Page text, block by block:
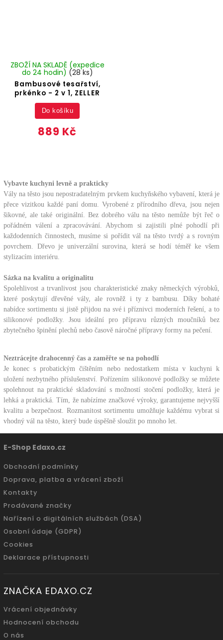
Bambusové tesařství,
prkénko - 2 v 1, ZELLER
ZBOŽÍ NA SKLADĚ (expedice
do 24 hodin) (28 ks)
889 Kč
Do košíku
Vybavte kuchyni levně a prakticky
Vály na těsto jsou nepostradatelným prvkem kuchyňského vybavení, která je
přece vizitkou každé paní domu. Vyrobené z přírodního dřeva, jsou nejen
šikovné, ale také originální. Bez dobrého válu na těsto nemůže být řeč o
pořádném válení a zpracovávání. Abychom si zajistili plné pohodlí při
každodenních činnostech, musíme si pořídit vál na těsto tvrdý a s rovným
povrchem. Dřevo je univerzální surovina, která se hodí téměř ke všem
stylizacím interiéru.
Sázka na kvalitu a originalitu
Spolehlivost a trvanlivost jsou charakteristické znaky německých výrobků,
které poskytují dřevěné vály, ale rovněž i ty z bambusu. Díky bohaté
nabídce sortimentu si jistě přijdou na své i příznivci moderních řešení, a to
silikonové podložky. Jsou ideální pro přípravu různých moučníků bez
zbytečného špinění plechů nebo časově náročné přípravy formy na pečení.
Neztrácejte drahocenný čas a zaměřte se na pohodlí
Je konec s probatickým čištěním nebo nedostatkem místa v kuchyni k
uložení nezbytného příslušenství. Pořízením silikonové podložky se můžete
spolehnout na praktické skladování s možností stočení podložky, která je
lehká a praktická. Tím, že nabízíme značkové výroky, garantujeme nejvyšší
kvalitu a bezpečnost. Rozmanitost sortimentu umožňuje každému vybrat si
vhodný vál na těsto, který bude úspěšně sloužit po mnoho let.
E-Shop Edaxo.cz
Obchodní podmínky
Doprava, platba a vrácení zboží
Kontakty
Prodávané značky
Nařízení o digitálních službách (DSA)
Osobní údaje (GDPR)
Cookies
Deklarace přístupnosti
ZNAČKA EDAXO.CZ
Vrácení objednávky
Hodnocení obchodu
O nás